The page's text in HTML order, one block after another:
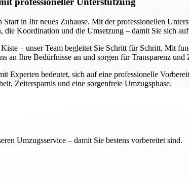
in Ihr neues Zuhause. Mit der professionellen
Koordination und die Umsetzung – damit Sie sich
– unser Team begleitet Sie Schritt für Schritt. Mit
an Ihre Bedürfnisse an und sorgen für Transparenz und
Experten bedeutet, sich auf eine professionelle
Zeitersparnis und eine sorgenfreie Umzugsphase.
Umzugsservice – damit Sie bestens vorbereitet sind.